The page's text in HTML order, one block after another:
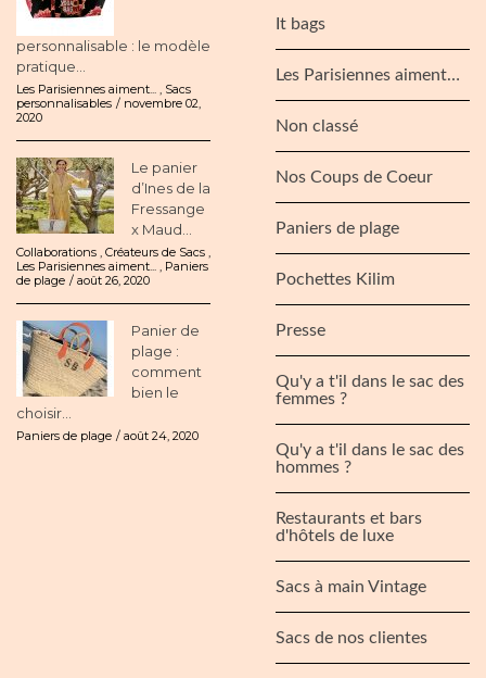
personnalisable : le modèle
pratique...
Les Parisiennes aiment...
Sacs
personnalisables
novembre 02,
2020
Le panier
d’Ines de la
Fressange
x Maud...
Collaborations Créateurs de Sacs
Les Parisiennes aiment...
Paniers
de plage
août 26, 2020
Panier de
plage :
comment
bien le
choisir...
Paniers de plage août 24, 2020
It bags
Les Parisiennes aiment…
Non classé
Nos Coups de Coeur
Paniers de plage
Pochettes Kilim
Presse
Qu'y a t'il dans le sac des
femmes ?
Qu'y a t'il dans le sac des
hommes ?
Restaurants et bars
d'hôtels de luxe
Sacs à main Vintage
Sacs de nos clientes